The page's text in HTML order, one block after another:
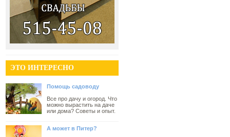
ЭТО ИНТЕРЕСНО
Помощь садоводу
Все про дачу и огород. Что
можно вырастить на даче
или дома? Советы и опыт.
А может в Питер?